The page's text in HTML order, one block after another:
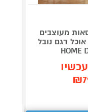
מעוצבים
דגם נובל
HOME